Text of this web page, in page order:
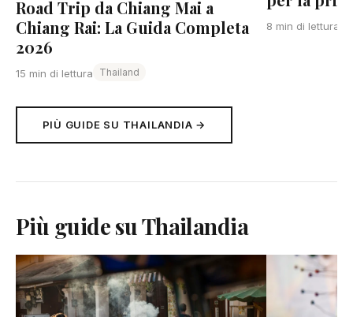
Road Trip da Chiang Mai a
Chiang Rai: La Guida Completa
2026
15 min di lettura Thailand
8 min di lettura
PIÙ GUIDE SU THAILANDIA →
Più guide su Thailandia